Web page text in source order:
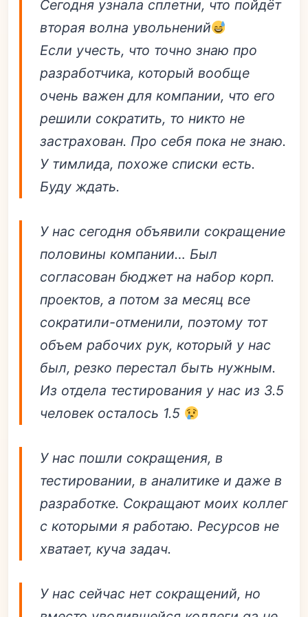
Сегодня узнала сплетни, что пойдёт
вторая волна увольнений
Если учесть, что точно знаю про
разработчика, который вообще
очень важен для компании, что его
решили сократить, то никто не
застрахован. Про себя пока не знаю.
У тимлида, похоже списки есть.
Буду ждать.
У нас сегодня объявили сокращение
половины компании… Был
согласован бюджет на набор корп.
проектов, а потом за месяц все
сократили-отменили, поэтому тот
объем рабочих рук, который у нас
был, резко перестал быть нужным.
Из отдела тестирования у нас из 3.5
человек осталось 1.5
У нас пошли сокращения, в
тестировании, в аналитике и даже в
разработке. Сокращают моих коллег
с которыми я работаю. Ресурсов не
хватает, куча задач.
У нас сейчас нет сокращений, но